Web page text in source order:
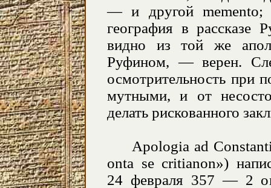
— и другой memento;
география в рассказе
видно из той же
Руфином, — верен.
осмотрительность при
мутными, и от
делать рискованного
Apologia ad
onta se critianon»)
24 февраля 357 — 2